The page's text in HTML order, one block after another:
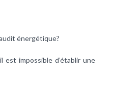
énergétique?
est impossible d’établir une